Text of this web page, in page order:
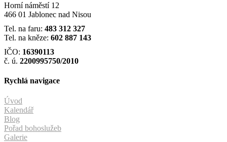
Horní náměstí 12
466 01 Jablonec nad Nisou
Tel. na faru: 483 312 327
Tel. na kněze: 602 887 143
IČO: 16390113
č. ú. 2200995750/2010
Rychlá navigace
Úvod
Kalendář
Blog
Pořad bohoslužeb
Galerie